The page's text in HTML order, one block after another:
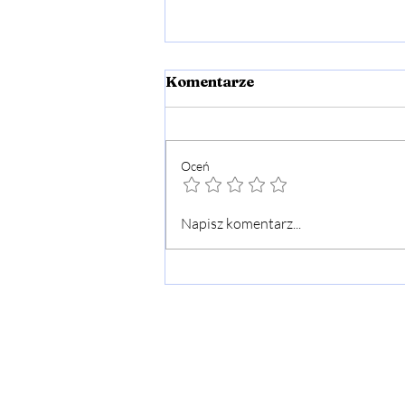
Modlitwa uzdrowienia
Komentarze
Oceń
Napisz komentarz...